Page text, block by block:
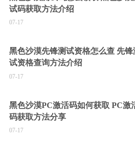
试码获取方法介绍
07-17
黑色沙漠先锋测试资格怎么查 先锋
试资格查询方法介绍
07-17
黑色沙漠PC激活码如何获取 PC激
码获取方法分享
07-17